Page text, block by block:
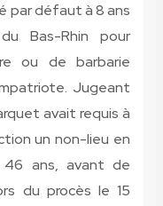
par défaut à 8 ans
Bas-Rhin pour
ou de barbarie
Jugeant
avait requis à
un non-lieu en
46 ans, avant de
du procès le 15